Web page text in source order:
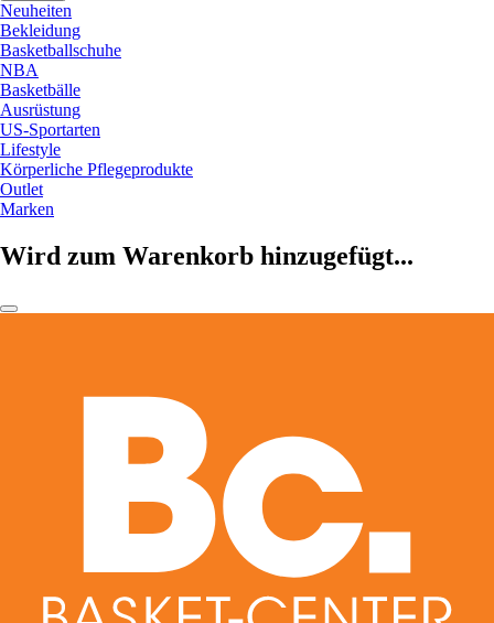
Neuheiten
Bekleidung
Basketballschuhe
NBA
Basketbälle
Ausrüstung
US-Sportarten
Lifestyle
Körperliche Pflegeprodukte
Outlet
Marken
Wird zum Warenkorb hinzugefügt...